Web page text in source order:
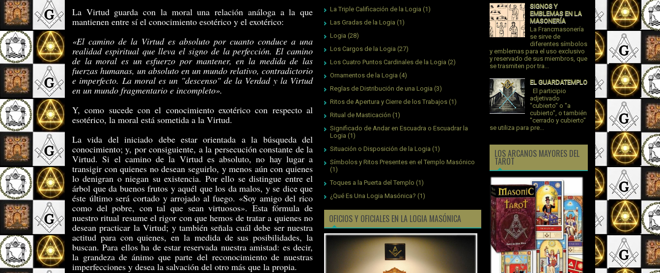
La Virtud guarda con la moral una relación análoga a la que
mantienen entre sí el conocimiento esotérico y el exotérico:
«El camino de la Virtud es absoluto por cuanto conduce a una
realidad espiritual que lleva el signo de la perfección. El camino
de la moral es un esfuerzo por mantener, en la medida de las
fuerzas humanas, un absoluto en un mundo relativo, contradictorio
e imperfecto. La moral es un "descenso" de la Verdad y la Virtud
en un mundo fragmentario e incompleto».
Y, como sucede con el conocimiento exotérico con respecto al
esotérico, la moral está sometida a la Virtud.
La vida del iniciado debe estar orientada a la búsqueda del
conocimiento; y, por consiguiente, a la persecución constante de la
Virtud. Si el camino de la Virtud es absoluto, no hay lugar a
transigir con quienes no desean seguirlo, y menos aún con quienes
lo denigran o niegan su existencia. Por ello se distingue entre el
árbol que da buenos frutos y aquél que los da malos, y se dice que
éste último será cortado y arrojado al fuego. «Soy amigo del rico
como del pobre, con tal que sean virtuosos». Esta fórmula de
nuestro ritual resume el rigor con que hemos de tratar a quienes no
desean practicar la Virtud; y también señala cuál debe ser nuestra
actitud para con quienes, en la medida de sus posibilidades, la
buscan. Para ellos ha de estar reservada nuestra amistad: es decir,
la grandeza de ánimo que parte del reconocimiento de nuestras
imperfecciones y desea la salvación del otro más que la propia.
La Triple Calificación de la Logia (1)
Las Gradas de la Logia (1)
Logia (28)
Los Cargos de la Logia (27)
Los Cuatro Puntos Cardinales de la Logia (2)
Ornamentos de la Logia (4)
Reglas de Distribución de una Logia (3)
Ritos de Apertura y Cierre de los Trabajos (1)
Ritual de Masticación (1)
Significado de Andar en Escuadra o Escuadrar la
Logia (1)
Situación o Disposición de la Logia (1)
Símbolos y Ritos Presentes en el Templo Masónico
(1)
Toques a la Puerta del Templo (1)
¿Qué Es Una Logia Masónica? (1)
OFICIOS Y OFICIALES EN LA LOGIA MASÓNICA
SIGNOS Y
EMBLEMAS EN LA
MASONERÍA
La Francmasonería
se sirve de
diferentes símbolos
y emblemas para el uso exclusivo
y reservado de sus miembros, que
se trasmiten por tra...
EL GUARDATEMPLO
El participio
adjetivado
"cubierto" o "a
cubierto", o también
"cerrado y cubierto"
se utiliza para pre...
LOS ARCANOS MAYORES DEL
TAROT